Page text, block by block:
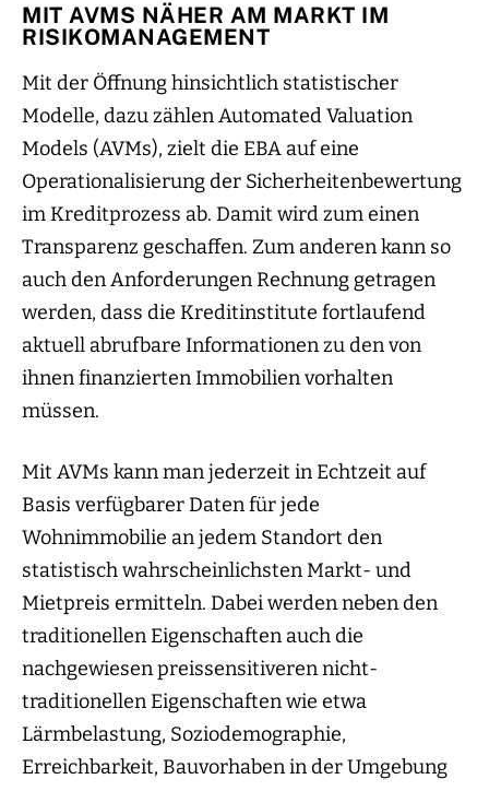
MIT AVMS NÄHER AM MARKT IM
RISIKOMANAGEMENT
Mit der Öffnung hinsichtlich statistischer
Modelle, dazu zählen Automated Valuation
Models (AVMs), zielt die EBA auf eine
Operationalisierung der Sicherheitenbewertung
im Kreditprozess ab. Damit wird zum einen
Transparenz geschaffen. Zum anderen kann so
auch den Anforderungen Rechnung getragen
werden, dass die Kreditinstitute fortlaufend
aktuell abrufbare Informationen zu den von
ihnen finanzierten Immobilien vorhalten
müssen.
Mit AVMs kann man jederzeit in Echtzeit auf
Basis verfügbarer Daten für jede
Wohnimmobilie an jedem Standort den
statistisch wahrscheinlichsten Markt- und
Mietpreis ermitteln. Dabei werden neben den
traditionellen Eigenschaften auch die
nachgewiesen preissensitiveren nicht-
traditionellen Eigenschaften wie etwa
Lärmbelastung, Soziodemographie,
Erreichbarkeit, Bauvorhaben in der Umgebung